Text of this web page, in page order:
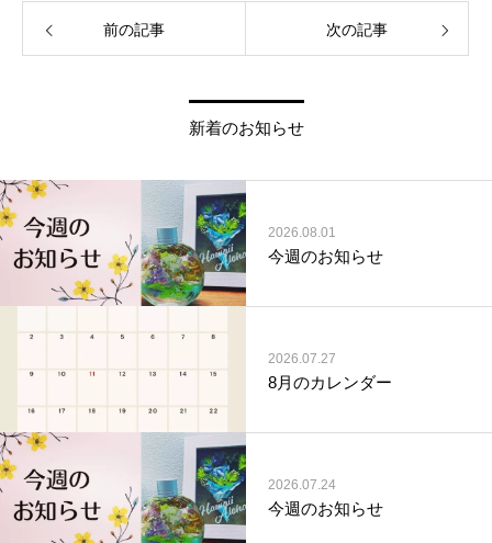
前の記事 次の記事
新着のお知らせ
2026.08.01
今週のお知らせ
2026.07.27
8月のカレンダー
2026.07.24
今週のお知らせ